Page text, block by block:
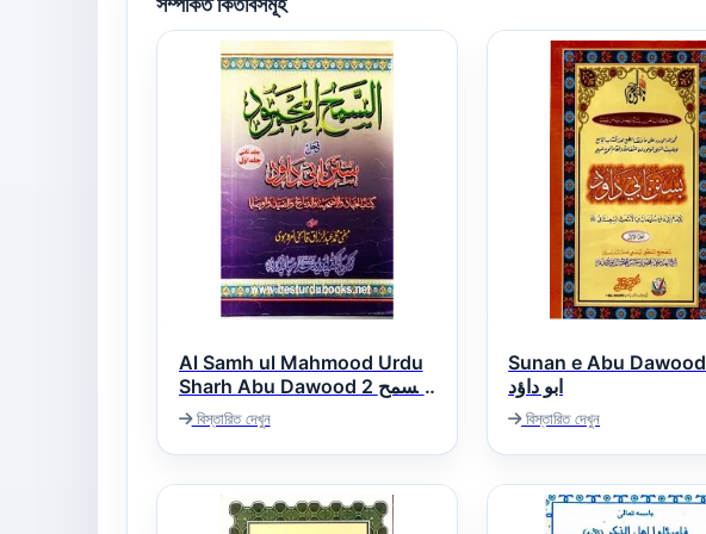
Al Samh ul Mahmood Urdu
Sharh Abu Dawood 2 السمح
বিস্তারিত দেখুন
Sunan e Abu Dawood سنن
ابو داؤد
বিস্তারিত দেখুন